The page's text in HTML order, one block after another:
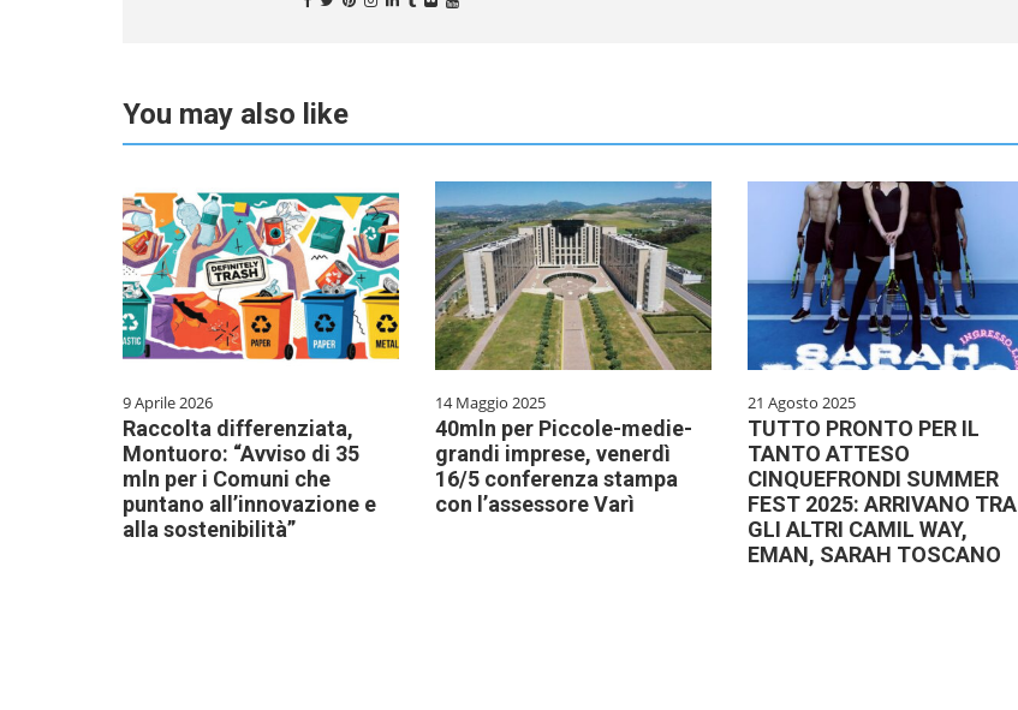
You may also like
9 Aprile 2026
Raccolta differenziata,
Montuoro: “Avviso di 35
mln per i Comuni che
puntano all’innovazione e
alla sostenibilità”
14 Maggio 2025
40mln per Piccole-medie-
grandi imprese, venerdì
16/5 conferenza stampa
con l’assessore Varì
21 Agosto 2025
TUTTO PRONTO PER IL
TANTO ATTESO
CINQUEFRONDI SUMMER
FEST 2025: ARRIVANO TRA
GLI ALTRI CAMIL WAY,
EMAN, SARAH TOSCANO